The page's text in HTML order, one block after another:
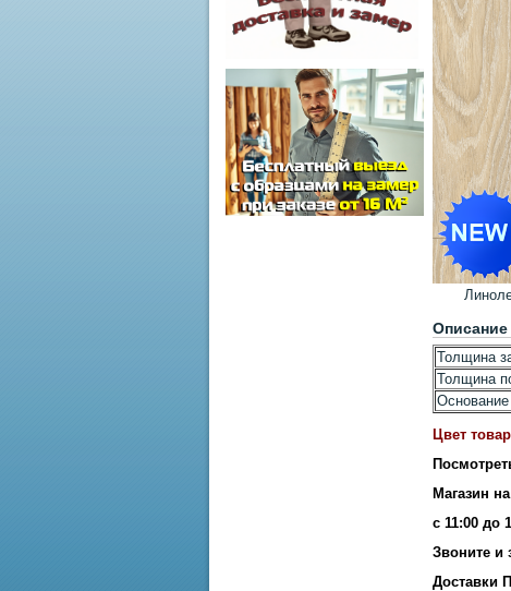
Описание
Толщина
Толщина
Основание
Цвет
Магазин
с 11:00 до
Звоните и
Доставки